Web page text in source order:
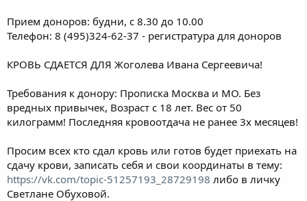
Прием доноров: будни, с 8.30 до 10.00
Телефон: 8 (495)324-62-37 - регистратура для доноров
КРОВЬ СДАЕТСЯ ДЛЯ Жоголева Ивана Сергеевича!
Требования к донору: Прописка Москва и МО. Без
вредных привычек, Возраст с 18 лет. Вес от 50
килограмм! Последняя кровоотдача не ранее 3х месяцев!
Просим всех кто сдал кровь или готов будет приехать на
сдачу крови, записать себя и свои координаты в тему:
https://vk.com/topic-51257193_28729198 либо в личку
Светлане Обуховой.